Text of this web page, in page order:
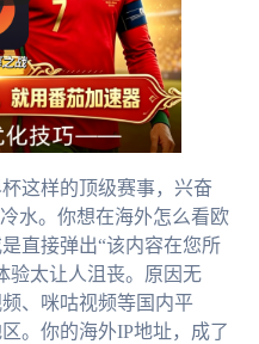
这样的顶级赛事，兴奋
水。你想在海外怎么看欧
直接弹出“该内容在您所
验太让人沮丧。原因无
、咪咕视频等国内平
。你的海外IP地址，成了